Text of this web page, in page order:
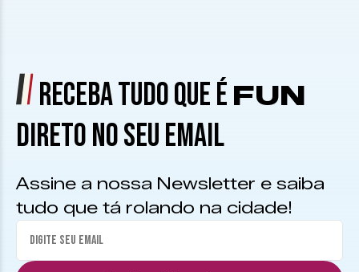
RECEBA TUDO QUE É FUN
DIRETO NO SEU EMAIL
Assine a nossa Newsletter e saiba
tudo que tá rolando na cidade!